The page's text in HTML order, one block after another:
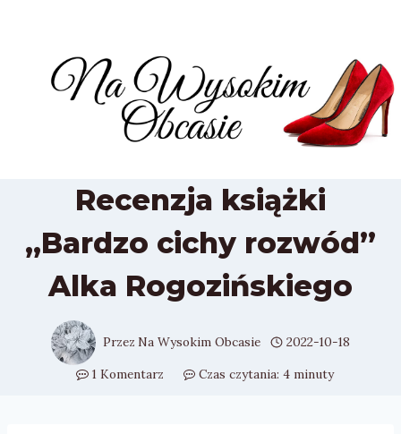
Recenzja książki
„Bardzo cichy rozwód”
Alka Rogozińskiego
Przez Na Wysokim Obcasie
2022-10-18
1 Komentarz
Czas czytania: 4 minuty